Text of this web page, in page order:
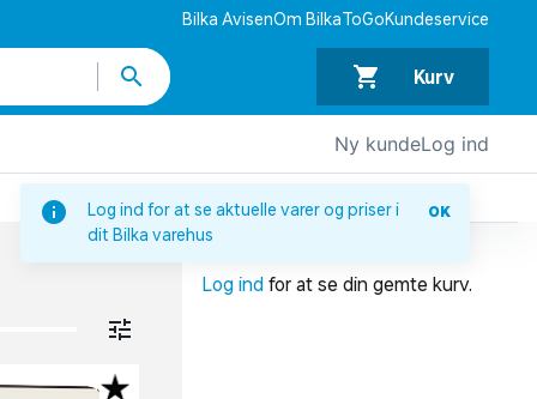
Log ind for at se aktuelle varer og priser i
dit Bilka varehus
OK
Bilka AvisenOm BilkaToGoKundeservice
Kurv
Ny kundeLog ind
Log ind for at se din gemte kurv.